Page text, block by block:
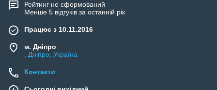
Рейтинг не сформований
Менше 5 відгуків за останній рік
Працює з 10.11.2016
м. Дніпро
, Дніпро, Україна
Контакти